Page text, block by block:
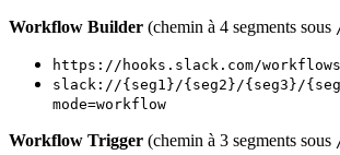
Workflow Builder (chemin à 4 segments sous
https://hooks.slack.com/
slack://{seg1}/{seg2}/{seg3}/
mode=workflow
Workflow Trigger (chemin à 3 segments sous